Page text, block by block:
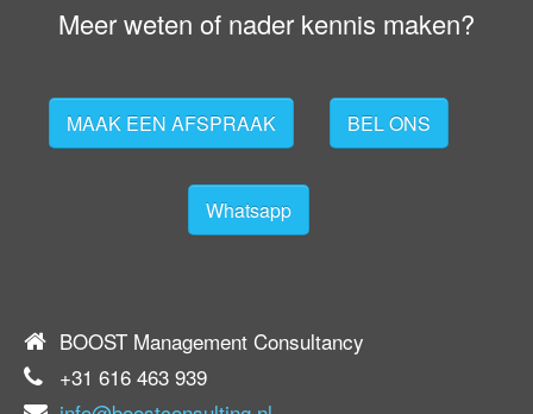
Meer weten of nader kennis maken?
MAAK EEN AFSPRAAK BEL ONS
Whatsapp
BOOST Management Consultancy
+31 616 463 939